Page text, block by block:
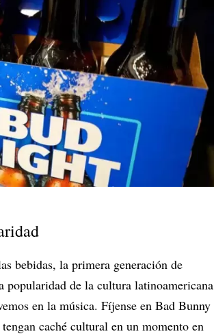
bebidas, la primera generación de
popularidad de la cultura latinoamericana
en la música. Fíjense en Bad Bunny
caché cultural en un momento en